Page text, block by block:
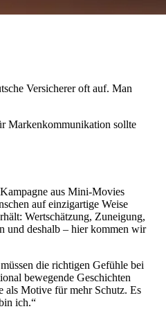
Versicherer oft auf. Man
Markenkommunikation sollte
aus Mini-Movies
auf einzigartige Weise
Wertschätzung, Zuneigung,
und deshalb – hier kommen wir
die richtigen Gefühle bei
bewegende Geschichten
als Motive für mehr Schutz. Es
ich.“